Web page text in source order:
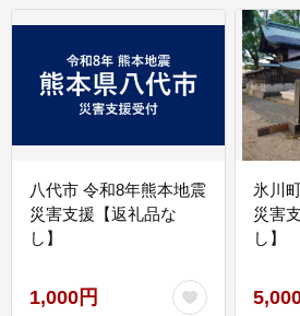
八代市 令和8年熊本地震
災害支援【返礼品な
し】
1,000円
氷川
災害
し】